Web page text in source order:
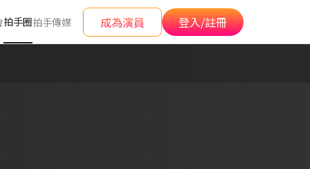
拍手圈拍手傳媒 成為演員 登入/註冊